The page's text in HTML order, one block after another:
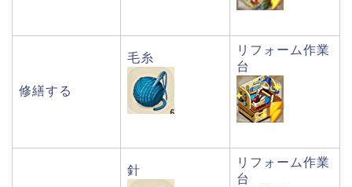
修繕する
毛糸
リフォーム作業
台
針
リフォーム作業
台